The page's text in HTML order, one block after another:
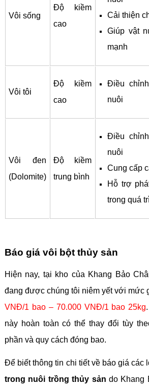
Vôi sống
Độ kiềm
cao
Cải thiện
Giúp vật
mạnh
Vôi tôi
Độ kiềm
cao
Điều
nuôi
Vôi đen
(Dolomite)
Độ kiềm
trung bình
Điều
nuôi
Cung cấp
Hỗ trợ
trong quá
Báo giá vôi bột thủy sản
Hiện nay, tại kho của Khang Bảo
đang được chúng tôi niêm yết với mức
VNĐ/1 bao – 70.000 VNĐ/1 bao 25kg
này hoàn toàn có thể thay đổi tùy
phần và quy cách đóng bao.
Để biết thông tin chi tiết về báo giá các
trong nuôi trồng thủy sản do Khang